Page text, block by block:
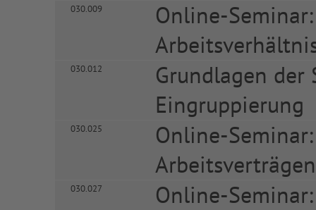
030.009
Online-
030.012
Grundlagen
Eingruppierung
030.025
Online-
Arbeitsverträgen
030.027 Online-